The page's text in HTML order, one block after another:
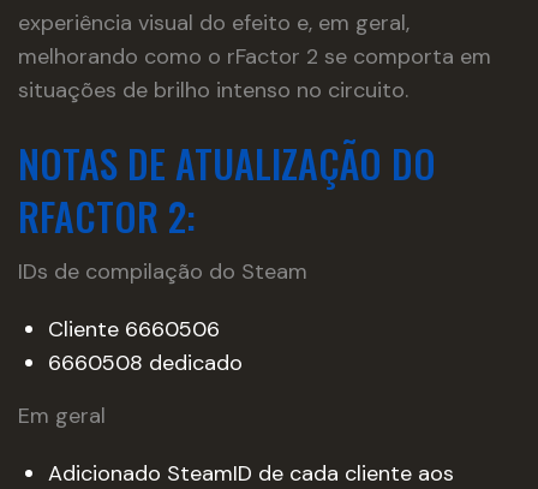
experiência visual do efeito e, em geral,
melhorando como o rFactor 2 se comporta em
situações de brilho intenso no circuito.
NOTAS DE ATUALIZAÇÃO DO
RFACTOR 2:
IDs de compilação do Steam
Cliente 6660506
6660508 dedicado
Em geral
Adicionado SteamID de cada cliente aos